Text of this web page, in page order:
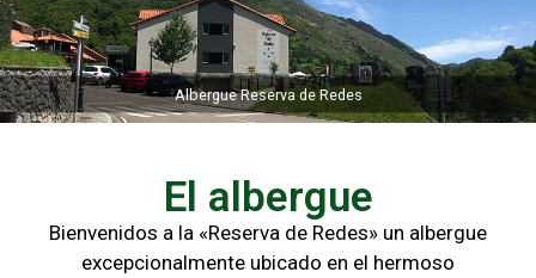
Albergue Reserva de Redes
El albergue
Bienvenidos a la «Reserva de Redes» un albergue
excepcionalmente ubicado en el hermoso